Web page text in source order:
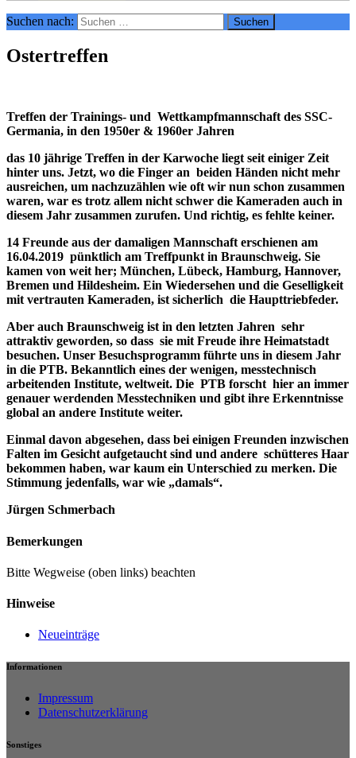
Suchen nach:
Ostertreffen
Treffen der Trainings- und Wettkampfmannschaft des SSC-
Germania, in den 1950er & 1960er Jahren
das 10 jährige Treffen in der Karwoche liegt seit einiger Zeit
hinter uns. Jetzt, wo die Finger an beiden Händen nicht mehr
ausreichen, um nachzuzählen wie oft wir nun schon zusammen
waren, war es trotz allem nicht schwer die Kameraden auch in
diesem Jahr zusammen zurufen. Und richtig, es fehlte keiner.
14 Freunde aus der damaligen Mannschaft erschienen am
16.04.2019 pünktlich am Treffpunkt in Braunschweig. Sie
kamen von weit her; München, Lübeck, Hamburg, Hannover,
Bremen und Hildesheim. Ein Wiedersehen und die Geselligkeit
mit vertrauten Kameraden, ist sicherlich die Haupttriebfeder.
Aber auch Braunschweig ist in den letzten Jahren sehr
attraktiv geworden, so dass sie mit Freude ihre Heimatstadt
besuchen. Unser Besuchsprogramm führte uns in diesem Jahr
in die PTB. Bekanntlich eines der wenigen, messtechnisch
arbeitenden Institute, weltweit. Die PTB forscht hier an immer
genauer werdenden Messtechniken und gibt ihre Erkenntnisse
global an andere Institute weiter.
Einmal davon abgesehen, dass bei einigen Freunden inzwischen
Falten im Gesicht aufgetaucht sind und andere schütteres Haar
bekommen haben, war kaum ein Unterschied zu merken. Die
Stimmung jedenfalls, war wie „damals“.
Jürgen Schmerbach
Bemerkungen
Bitte Wegweise (oben links) beachten
Hinweise
Neueinträge
Informationen
Impressum
Datenschutzerklärung
Sonstiges